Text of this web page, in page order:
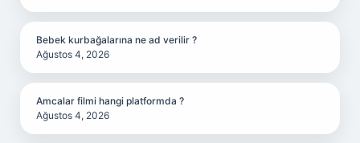
Bebek kurbağalarına ne ad verilir ?
Ağustos 4, 2026
Amcalar filmi hangi platformda ?
Ağustos 4, 2026